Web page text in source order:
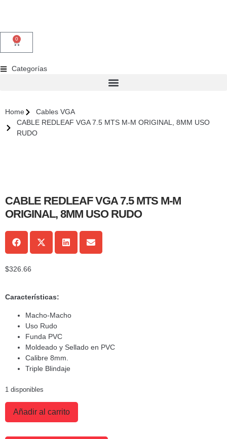
0
Categorías
Home
Cables VGA
CABLE REDLEAF VGA 7.5 MTS M-M ORIGINAL, 8MM USO
RUDO
CABLE REDLEAF VGA 7.5 MTS M-M
ORIGINAL, 8MM USO RUDO
$326.66
Características:
Macho-Macho
Uso Rudo
Funda PVC
Moldeado y Sellado en PVC
Calibre 8mm.
Triple Blindaje
1 disponibles
Añadir al carrito